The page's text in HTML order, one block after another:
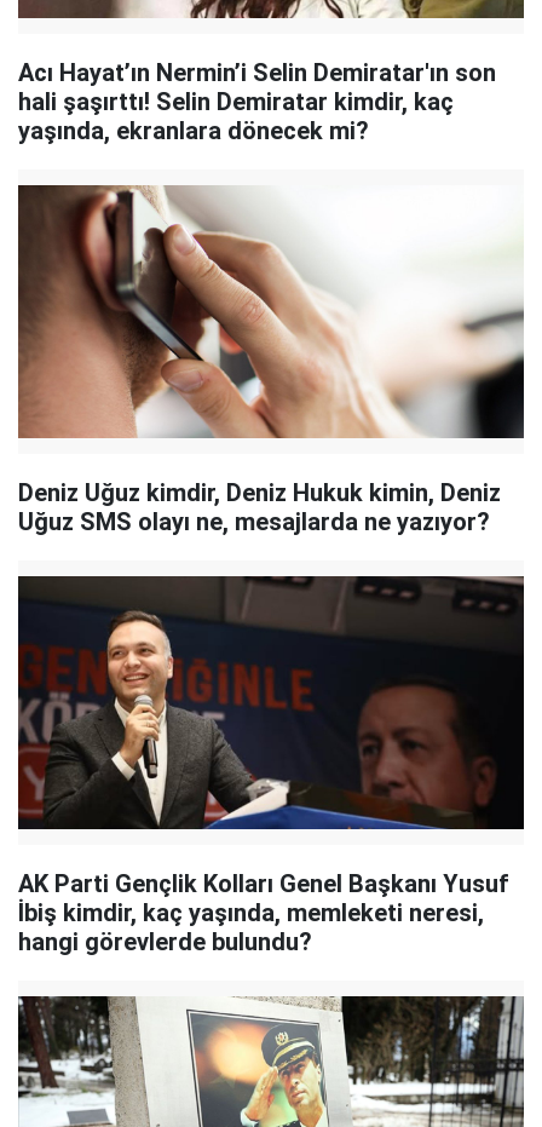
Acı Hayat’ın Nermin’i Selin Demiratar'ın son
hali şaşırttı! Selin Demiratar kimdir, kaç
yaşında, ekranlara dönecek mi?
Deniz Uğuz kimdir, Deniz Hukuk kimin, Deniz
Uğuz SMS olayı ne, mesajlarda ne yazıyor?
AK Parti Gençlik Kolları Genel Başkanı Yusuf
İbiş kimdir, kaç yaşında, memleketi neresi,
hangi görevlerde bulundu?